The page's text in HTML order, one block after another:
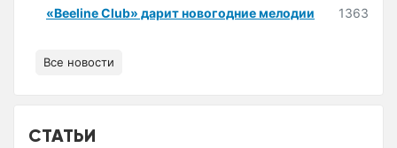
«Beeline Club» дарит новогодние мелодии
1363
Все новости
СТАТЬИ